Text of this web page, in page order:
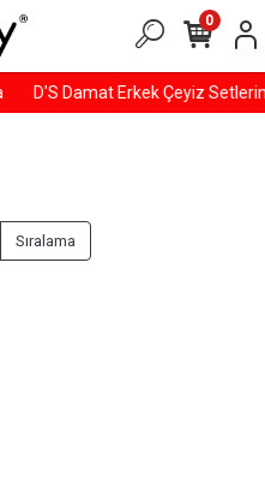
D'S Damat Erkek Çeyiz
0
Sıralama